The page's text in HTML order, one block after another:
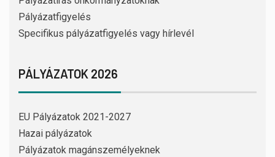
Pályázatfigyelés
Specifikus pályázatfigyelés vagy hírlevél
PÁLYÁZATOK 2026
EU Pályázatok 2021-2027
Hazai pályázatok
Pályázatok magánszemélyeknek